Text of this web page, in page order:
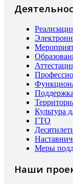
Поддержка
Культура
ГТО
Меры
Наши